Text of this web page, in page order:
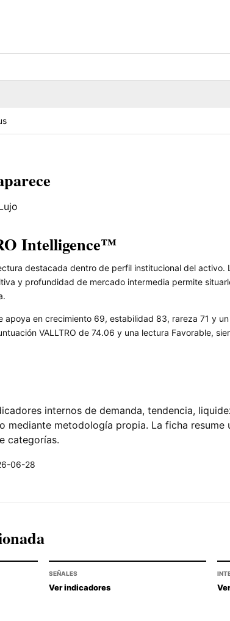
Intelligence™
destacada dentro de perfil institucional del activo.
y profundidad de mercado intermedia permite
apoya en crecimiento 69, estabilidad 83, rareza 71 y
VALLTRO de 74.06 y una lectura Favorable,
internos de demanda, tendencia,
mediante metodología propia. La ficha resume
categorías.
06-28
SEÑALES
Ver indicadores